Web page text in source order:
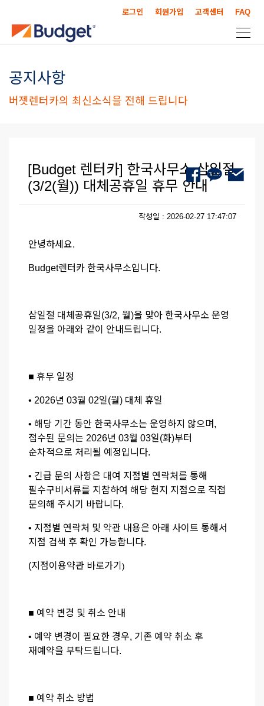
로그인 회원가입 고객센터 FAQ
공지사항
버젯렌터카의 최신소식을 전해 드립니다
[Budget 렌터카] 한국사무소 삼일절
(3/2(월)) 대체공휴일 휴무 안내
작성일 : 2026-02-27 17:47:07
안녕하세요.
Budget렌터카 한국사무소입니다.
삼일절 대체공휴일(3/2, 월)을 맞아 한국사무소 운영
일정을 아래와 같이 안내드립니다.
■ 휴무 일정
• 2026년 03월 02일(월) 대체 휴일
• 해당 기간 동안 한국사무소는 운영하지 않으며,
접수된 문의는 2026년 03월 03일(화)부터
순차적으로 처리될 예정입니다.
• 긴급 문의 사항은 대여 지점별 연락처를 통해
필수구비서류를 지참하여 해당 현지 지점으로 직접
문의해 주시기 바랍니다.
• 지점별 연락처 및 약관 내용은 아래 사이트 통해서
지점 검색 후 확인 가능합니다.
(지점이용약관 바로가기 )
■ 예약 변경 및 취소 안내
• 예약 변경이 필요한 경우, 기존 예약 취소 후
재예약을 부탁드립니다.
■ 예약 취소 방법